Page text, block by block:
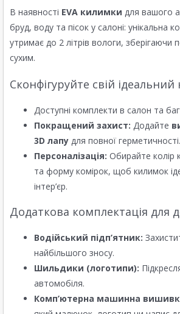
В наявності EVA килимки для вашого
бруд, воду та пісок у салоні: унікальна
утримає до 2 літрів вологи, зберігаючи
сухим.
Сконфігуруйте свій
Доступні комплекти в салон та
Покращений захист: Додайте
3D лапу для повної герметичності.
Персоналізація: Обирайте колір
та форму комірок, щоб килимок
інтер’єр.
Додаткова комплектація для
Водійський підп’ятник:
найбільшого зносу.
Шильдики (логотипи):
автомобіля.
Комп’ютерна машинна